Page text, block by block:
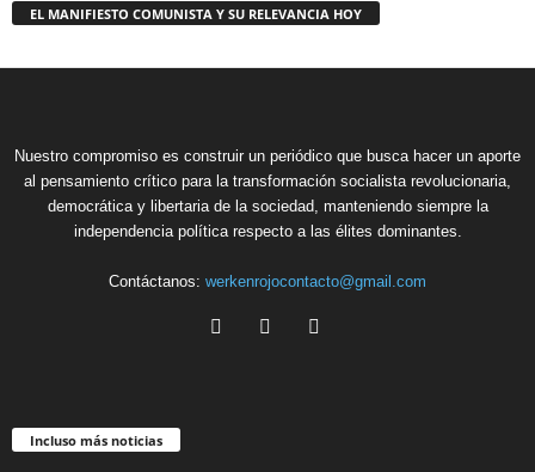
EL MANIFIESTO COMUNISTA Y SU RELEVANCIA HOY
Nuestro compromiso es construir un periódico que busca hacer un aporte
al pensamiento crítico para la transformación socialista revolucionaria,
democrática y libertaria de la sociedad, manteniendo siempre la
independencia política respecto a las élites dominantes.
Contáctanos: werkenrojocontacto@gmail.com
Incluso más noticias